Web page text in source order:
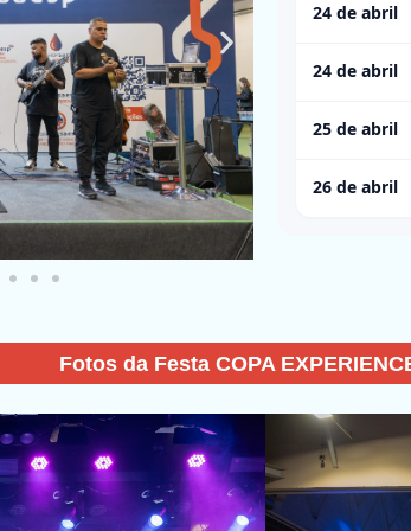
24 de abril
24 de abril
25 de abril
26 de abril
Fotos da Festa COPA